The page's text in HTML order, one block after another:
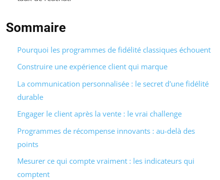
Sommaire
Pourquoi les programmes de fidélité classiques échouent
Construire une expérience client qui marque
La communication personnalisée : le secret d'une fidélité
durable
Engager le client après la vente : le vrai challenge
Programmes de récompense innovants : au-delà des
points
Mesurer ce qui compte vraiment : les indicateurs qui
comptent